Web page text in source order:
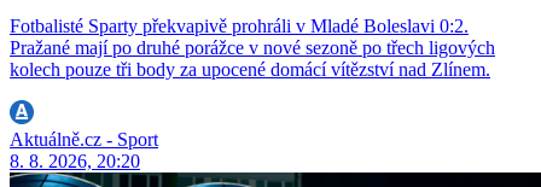
Fotbalisté Sparty překvapivě prohráli v Mladé Boleslavi 0:2.
Pražané mají po druhé porážce v nové sezoně po třech ligových
kolech pouze tři body za upocené domácí vítězství nad Zlínem.
Aktuálně.cz - Sport
8. 8. 2026, 20:20